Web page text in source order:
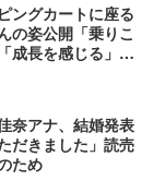
ングカートに座る
の姿公開「乗りこ
成長を感じる」の
奈アナ、結婚発表
だきました」読売
ため